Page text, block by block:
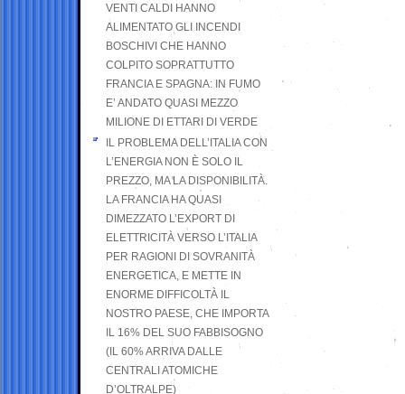
VENTI CALDI HANNO
ALIMENTATO GLI INCENDI
BOSCHIVI CHE HANNO
COLPITO SOPRATTUTTO
FRANCIA E SPAGNA: IN FUMO
E’ ANDATO QUASI MEZZO
MILIONE DI ETTARI DI VERDE
IL PROBLEMA DELL’ITALIA CON
L’ENERGIA NON È SOLO IL
PREZZO, MA LA DISPONIBILITÀ.
LA FRANCIA HA QUASI
DIMEZZATO L’EXPORT DI
ELETTRICITÀ VERSO L’ITALIA
PER RAGIONI DI SOVRANITÀ
ENERGETICA, E METTE IN
ENORME DIFFICOLTÀ IL
NOSTRO PAESE, CHE IMPORTA
IL 16% DEL SUO FABBISOGNO
(IL 60% ARRIVA DALLE
CENTRALI ATOMICHE
D’OLTRALPE)